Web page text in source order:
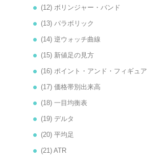
(12) ボリンジャー・バンド
(13) パラボリック
(14) 逆ウォッチ曲線
(15) 新値足の見方
(16) ポイント・アンド・フィギュア
(17) 価格帯別出来高
(18) 一目均衡表
(19) デルタ
(20) 平均足
(21) ATR